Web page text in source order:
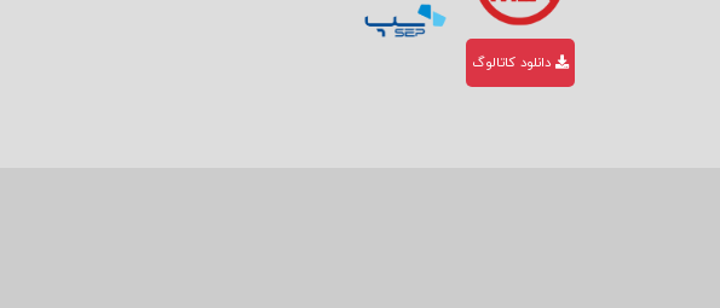
دانلود کاتالوگ